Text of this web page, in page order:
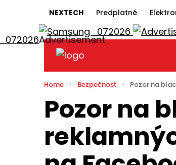
NEXTECH Predplatné
Home Bezpečnosť Pozor na
Pozor na